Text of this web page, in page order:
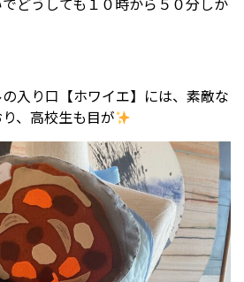
入り口【ホワイエ】には、素敵な
、高校生も目が